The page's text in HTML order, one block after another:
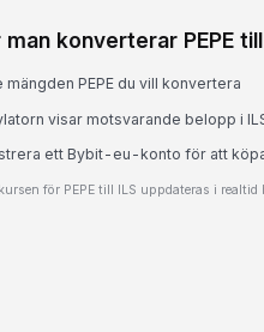
man konverterar PEPE
mängden PEPE du vill konvertera
visar motsvarande belopp i
ett Bybit-eu-konto för att
för PEPE till ILS uppdateras i